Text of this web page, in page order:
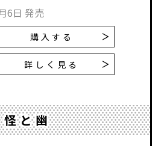
6日 発売
購入する
詳しく見る
怪と幽